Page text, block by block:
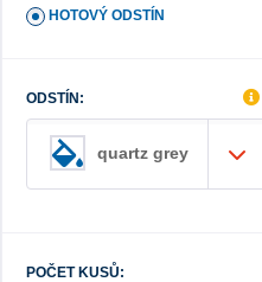
HOTOVÝ ODSTÍN
ODSTÍN:
quartz grey
POČET KUSŮ: